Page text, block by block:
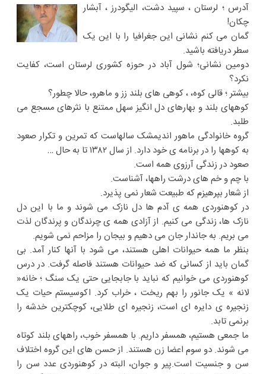
آدرس ؛ لرستان ، سپید دشت، الیگودرز ، آبشار
چکان!
گمان می کنم نشانی این جغرافیا را با این یک
سطر دریافته باشید.
دومین نشانی؛ شول آباد در حوزه کشوری لرستان است، کفایت
نکرد؟
بیشتر ؛ قالی کوه، ، کوهی های بلند زز و ماهرو، حالا چطور؟
کوههای بلند و بهارهای دل انگیز سهل ممتنع با نثرهای مسجع می
طلبد.
گروه خانوادگی ماهور اندیمشک سالهاست که تمرین و تکرار صعود
به کوهها را‌ در برنامه ی خود دارد. از سال ۱۳۸۲ تا به حال …
صعود در زندگی آرزوی همه است.
با چم و خم های درشت راهها، آشناست.
از شعار بپرهیزم که طبیعت شعار نمی پذیرد.
در کوهنوردی همه ی آدم ها دل نازک می شوند و ما با این دل
نازک ها، زندگی می کنیم. از آزادی همه ی چرندگان و پرندگان لذت
می بریم. به جاندار جان می دهیم و بیجان را مزاحم نمی شویم.
بنظر ما همه حیوانات اهلی هستند، می شود با آنها کنار آمد. بی
گمان باید از کسانی که ضد حیوانات هستند فاصله گرفت. در درس
کوهنوردی می خوانیم که نباید با جابجایی حتی یک سنگ ؛ خانه«
لانه » یک جانور را بهم ریخت ، خراب کرد. اکوسیستم حیات یک
زنجیره ی دایره ای است، زنجیره ای طلایی،‌ کوچکترین خدشه را
برنمی تابد.
ما جمعی هستیم، همسفر داریم. با همسفر خوب، راههای بلند کوتاه
می شوند. دو سوم اعضا زن هستند‌. از حسن های این گروه اختلاف
سن و جنسیت است.‌پیر و جوان، البته در کوهنوردی عدد سن را